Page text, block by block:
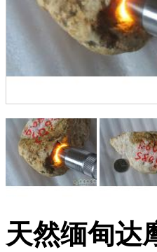
天然缅甸达